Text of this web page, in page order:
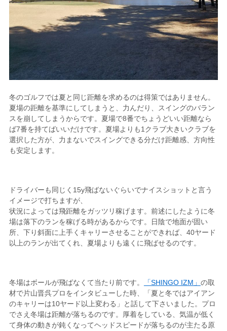
冬のゴルフでは夏と同じ距離を求めるのは得策ではありません。
夏場の距離を基準にしてしまうと、力んだり、スイングのバラン
スを崩してしまうからです。夏場で8番でちょうどいい距離なら
ば7番を持てばいいだけです。夏場よりも1クラブ大きいクラブを
選択した方が、力まないでスイングできる分だけ距離感、方向性
も安定します。
ドライバーも同じく15y飛ばないぐらいでナイスショットと言う
イメージで打ちますが、
状況によっては飛距離をガッツリ稼げます。前述にしたように冬
場は落下のランを稼げる時があるからです。日陰で地面が固い
所、下り斜面に上手くキャリーさせることができれば、40ヤード
以上のランが出てくれ、夏場よりも遠くに飛ばせるのです。
冬場はボールが飛ばなくて当たり前です。 「SHINGO IZM」 の取
材で片山晋呉プロをインタビューした時、「夏と冬ではアイアン
のキャリーは10ヤード以上変わる」と話して下さいました。プロ
でさえ冬場は距離が落ちるのです。厚着をしている、気温が低く
て身体の動きが鈍くなってヘッドスピードが落ちるのが主たる原